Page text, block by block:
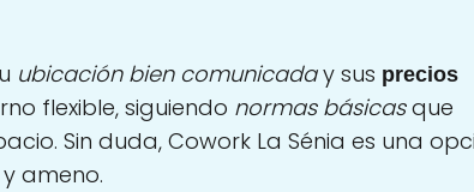
ubicación bien comunicaday sus precios
flexible, siguiendo normas básicasque
Sin duda, Cowork La Sénia es una
ameno.